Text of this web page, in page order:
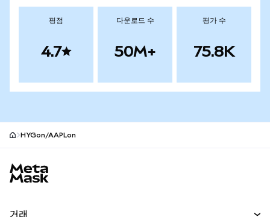
평점
4.7
다운로드 수
50M+
평가 수
75.8K
HYGon/AAPLon
거래